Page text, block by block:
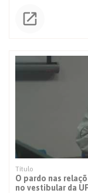
O pardo nas
no vestibular da